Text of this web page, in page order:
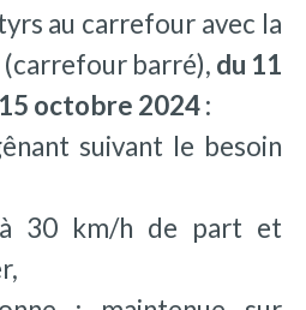
au carrefour avec la
barré), du 11
octobre 2024 :
suivant le besoin
30 km/h de part et